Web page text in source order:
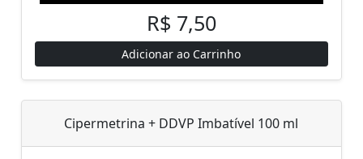
R$ 7,50
Adicionar ao Carrinho
Cipermetrina + DDVP Imbatível 100 ml